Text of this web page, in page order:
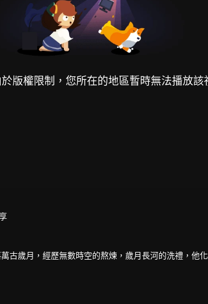
版權限制，您所在的地區暫時無法播放該
古歲月，經歷無數時空的熬煉，歲月長河的洗禮，他